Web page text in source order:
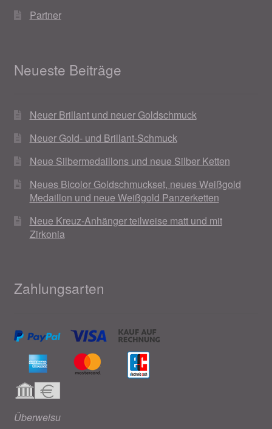
Partner
Neueste Beiträge
Neuer Brillant und neuer Goldschmuck
Neuer Gold- und Brillant-Schmuck
Neue Silbermedaillons und neue Silber Ketten
Neues Bicolor Goldschmuckset, neues Weißgold
Medaillon und neue Weißgold Panzerketten
Neue Kreuz-Anhänger teilweise matt und mit
Zirkonia
Zahlungsarten
Überweisu